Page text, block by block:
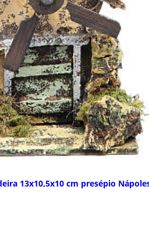
13x10,5x10 cm presépio